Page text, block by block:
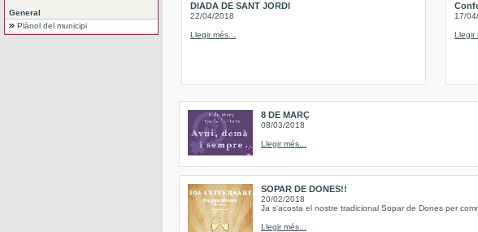
General
Plànol del municipi
DIADA DE SANT JORDI
22/04/2018
Llegir més...
17/
Llegir
8 DE MARÇ
08/03/2018
Llegir més...
SOPAR DE DONES!!
20/02/2018
Ja s'acosta el nostre tradicional Sopar de Dones per
Llegir més...